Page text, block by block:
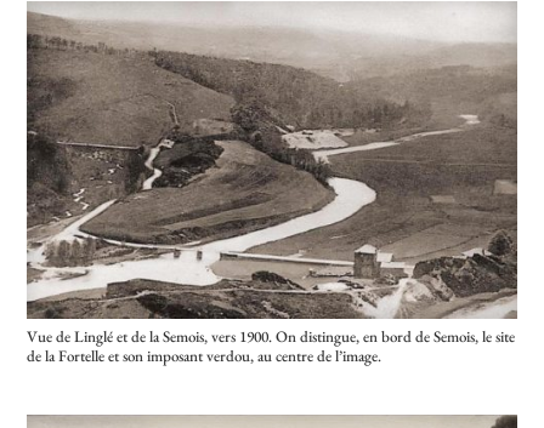
Vue de Linglé et de la Semois, vers 1900. On distingue, en bord de Semois, le site
de la Fortelle et son imposant verdou, au centre de l’image.